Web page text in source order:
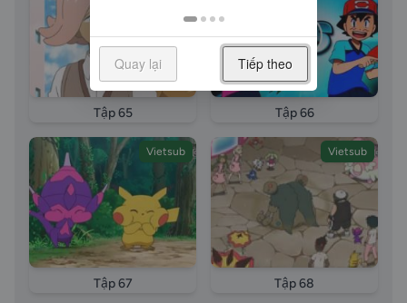
Moon phan tap Pokemon sun and moon tap 34
vietsub Tran chien cua lua Garagara xuat hien vietsub
long tieng episode 34 Pokemon episode full Buu Boi
Than Ky episode full Pokemon 2017 tap full vietsub
Pokemon 2017 tap full thuyet minh Pokemon 2017
tap full long tieng
Tập 65 Tập 66
Vietsub
Tập 67
Vietsub
Tập 68
Quay lại Tiếp theo